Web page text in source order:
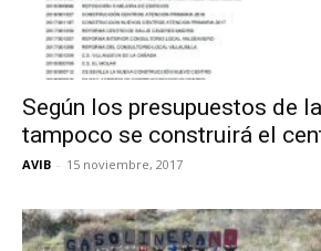
Según los presupuestos de
tampoco se construirá el
AVIB - 15 noviembre, 2017